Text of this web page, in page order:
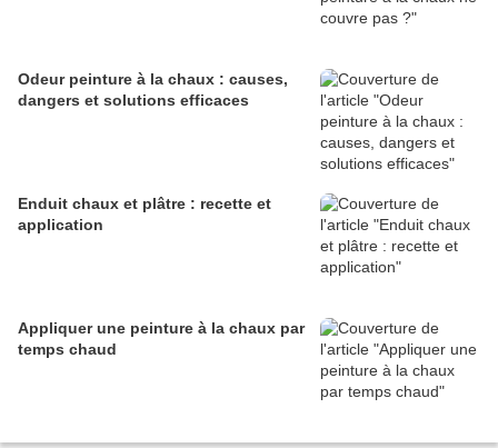
Odeur peinture à la chaux : causes,
dangers et solutions efficaces
Enduit chaux et plâtre : recette et
application
Appliquer une peinture à la chaux par
temps chaud